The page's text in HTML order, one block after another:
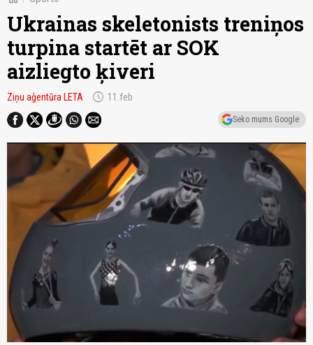
Ukrainas skeletonists treniņos
turpina startēt ar SOK
aizliegto ķiveri
Ziņu aģentūra LETA schedule 11.feb
Seko mums Google